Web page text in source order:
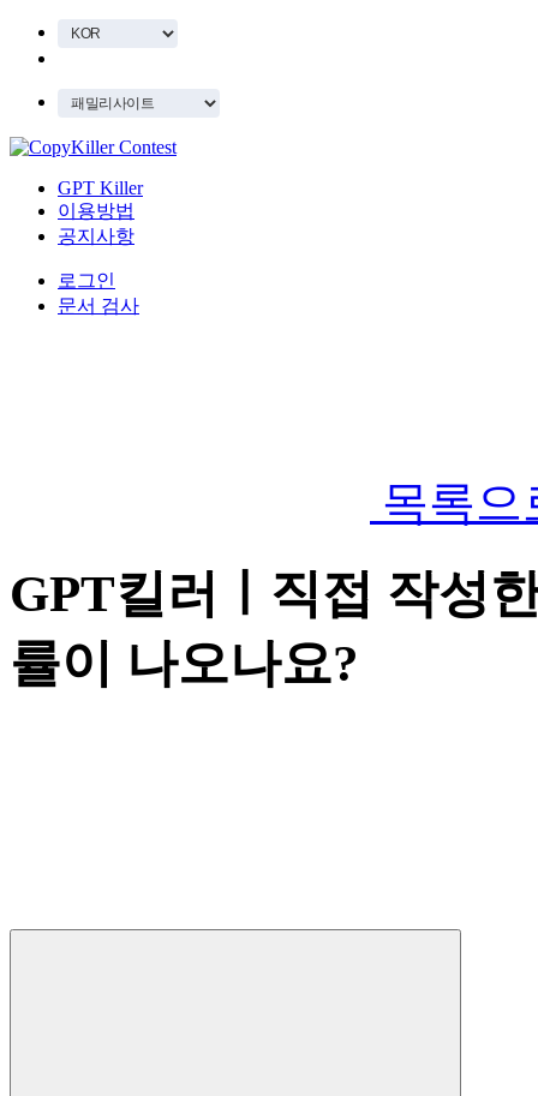
GPT Killer
이용방법
공지사항
로그인
문서 검사
목록으
GPT킬러ㅣ직접 작성
률이 나오나요?